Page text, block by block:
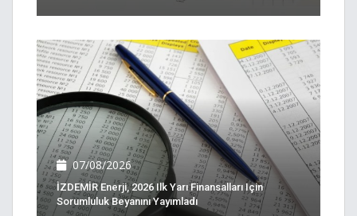
07/08/2026
İZDEMİR Enerji, 2026 Ilk Yarı Finansalları Için
Sorumluluk Beyanını Yayımladı